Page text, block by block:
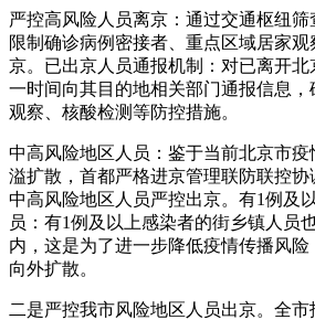
严控高风险人员离京：通过交通枢纽筛
限制确诊病例密接者、重点区域居家
京。已出京人员通报机制：对已离开
一时间向其目的地相关部门通报信息
观察、核酸检测等防控措施。
中高风险地区人员：鉴于当前北京市
溢扩散，首都严格进京管理联防联控
中高风险地区人员严控出京。有1例及
员：有1例及以上感染者的街乡镇人员
内，这是为了进一步降低疫情传播风
向外扩散。
二是严控我市风险地区人员出京。全